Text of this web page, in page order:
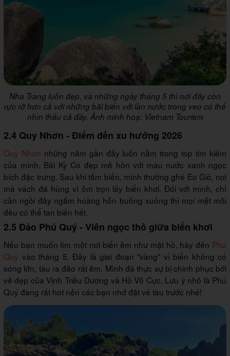
Nha Trang luôn đẹp, và những ngày tháng 5 thì nơi đây còn
rực rỡ hơn cả với những bãi biển với làn nước trong veo có thể
nhìn thấu cả đáy. Ảnh minh hoạ: Vietnam Tourism
2.4 Quy Nhơn - Điểm đến xu hướng 2026
Quy Nhơn những năm gần đây luôn nằm trong top tìm kiếm
của mình. Bãi Kỳ Co đẹp mê hồn với màu nước xanh ngọc
bích đặc trưng. Sau khi tắm biển, mình thường ghé Eo Gió, nơi
mà vách đá hùng vĩ ôm trọn lấy biển khơi. Đối với mình, chỉ
cần ngồi đây ngắm hoàng hôn buông xuống thì mọi mệt mỏi
đều có thể tan biến hết.
2.5 Đảo Phú Quý - Viên ngọc thô giữa biển khơi
Nếu bạn muốn tìm một nơi biển êm như mặt hồ, hãy đến Phú
Quý vào tháng 5. Đây là giai đoạn "vàng" vì biển không có
sóng lớn, tàu ra đảo rất êm. Mình đã thực sự bị chinh phục bởi
vẻ đẹp của Vịnh Triều Dương và Hồ Vô Cực. Lưu ý nhỏ là Phú
Quý đang rất hot nên các bạn nhớ đặt vé tàu trước nhé!